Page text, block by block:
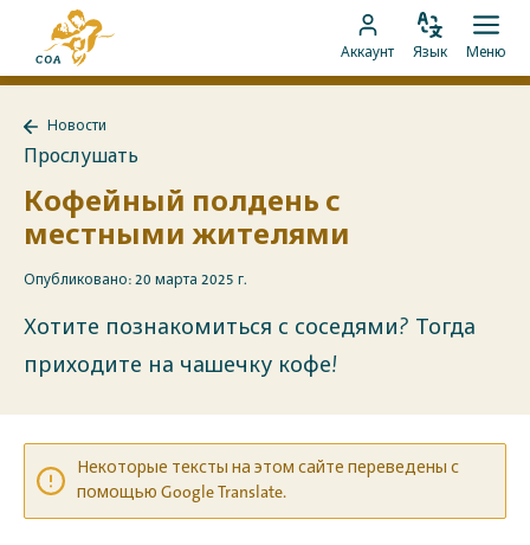
Перейти
контенту
главную
страницу
Перейти
к
Аккаунт
Изменить
Язык Меню
Новости
Прослушать
Кофейный полдень с
местными жителями
Опубликовано: 20 марта 2025 г.
Хотите познакомиться с соседями? Тогда
приходите на чашечку кофе!
Некоторые тексты на этом сайте переведены с
помощью Google Translate.